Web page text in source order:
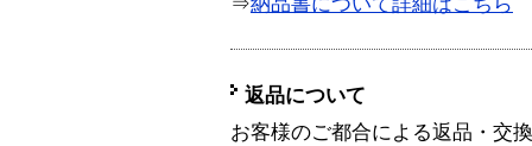
⇒納品書について詳細はこちら
返品について
お客様のご都合による返品・交